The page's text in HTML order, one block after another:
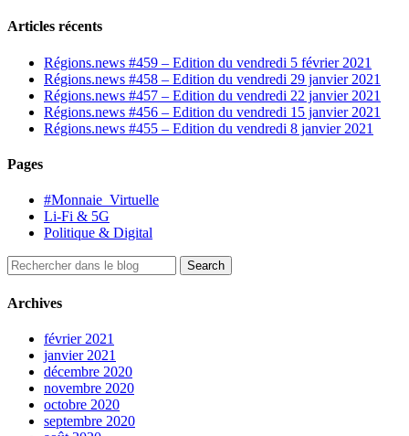
Articles récents
Régions.news #459 – Edition du vendredi 5 février 2021
Régions.news #458 – Edition du vendredi 29 janvier 2021
Régions.news #457 – Edition du vendredi 22 janvier 2021
Régions.news #456 – Edition du vendredi 15 janvier 2021
Régions.news #455 – Edition du vendredi 8 janvier 2021
Pages
#Monnaie_Virtuelle
Li-Fi & 5G
Politique & Digital
Archives
février 2021
janvier 2021
décembre 2020
novembre 2020
octobre 2020
septembre 2020